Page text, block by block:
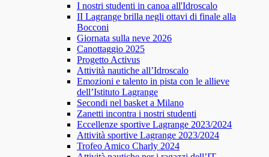
I nostri studenti in canoa all'Idroscalo
II Lagrange brilla negli ottavi di finale alla
Bocconi
Giornata sulla neve 2026
Canottaggio 2025
Progetto Activus
Attività nautiche all’Idroscalo
Emozioni e talento in pista con le allieve
dell’Istituto Lagrange
Secondi nel basket a Milano
Zanetti incontra i nostri studenti
Eccellenze sportive Lagrange 2023/2024
Attività sportive Lagrange 2023/2024
Trofeo Amico Charly 2024